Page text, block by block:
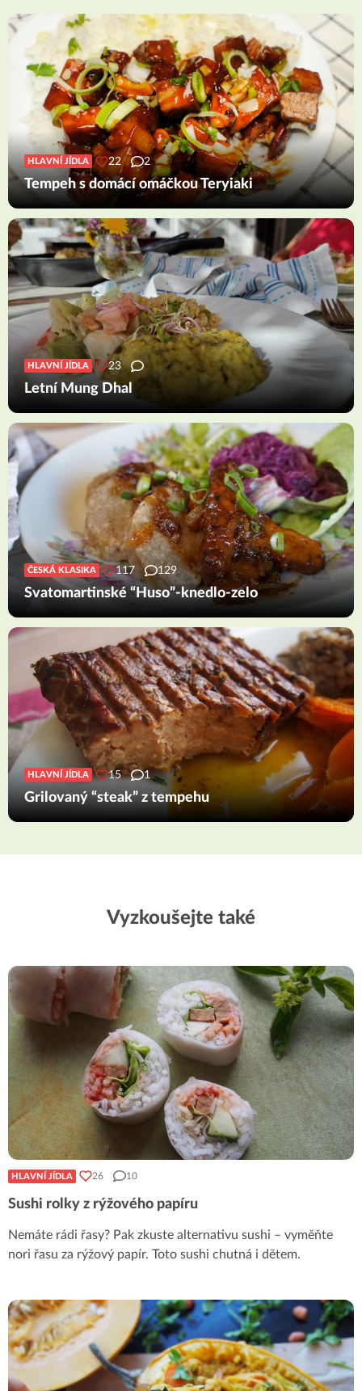
HLAVNÍ JÍDLA 22 2
Tempeh s domácí omáčkou Teryiaki
HLAVNÍ JÍDLA 23
Letní Mung Dhal
ČESKÁ KLASIKA 117 129
Svatomartinské “Huso”-knedlo-zelo
HLAVNÍ JÍDLA 15 1
Grilovaný “steak” z tempehu
Vyzkoušejte také
HLAVNÍ JÍDLA 26 10
Sushi rolky z rýžového papíru
Nemáte rádi řasy? Pak zkuste alternativu sushi – vyměňte
nori řasu za rýžový papír. Toto sushi chutná i dětem.